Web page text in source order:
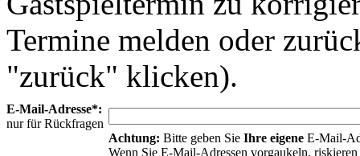
Termine melden oder
"zurück" klicken).
E-Mail-Adresse*:
nur für Rückfragen
Achtung: Bitte geben Sie Ihre eigene E-Mail-
Wenn Sie E-Mail-Adressen vorgaukeln, riskieren